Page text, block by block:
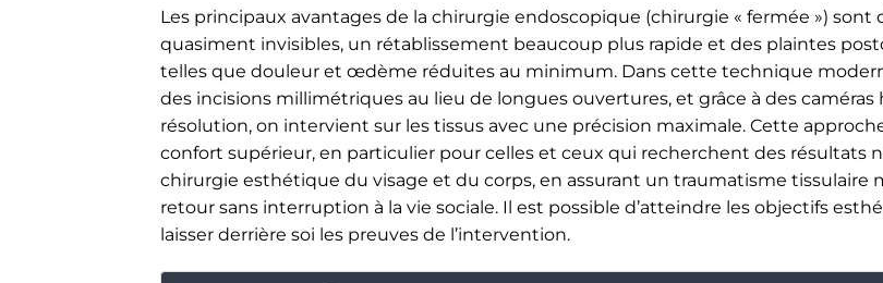
Les principaux avantages de la chirurgie endoscopique (chirurgie « fermée ») sont
quasiment invisibles, un rétablissement beaucoup plus rapide et des plaintes
telles que douleur et œdème réduites au minimum. Dans cette technique
des incisions millimétriques au lieu de longues ouvertures, et grâce à des caméras
résolution, on intervient sur les tissus avec une précision maximale. Cette
confort supérieur, en particulier pour celles et ceux qui recherchent des résultats
chirurgie esthétique du visage et du corps, en assurant un traumatisme tissulaire
retour sans interruption à la vie sociale. Il est possible d’atteindre les objectifs
laisser derrière soi les preuves de l’intervention.